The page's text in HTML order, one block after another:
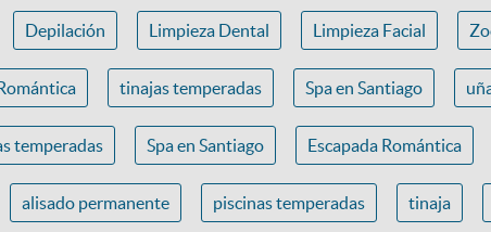
Depilación Limpieza Dental Limpieza Facial
tinajas temperadas Spa en Santiago
temperadas Spa en Santiago Escapada Romántica
alisado permanente piscinas temperadas tinaja